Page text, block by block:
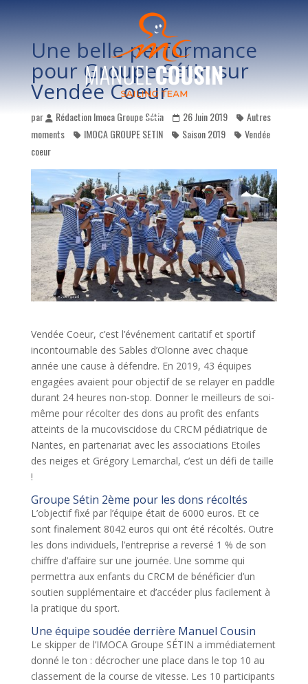
Une belle performance
pour Groupe Sétin sur
Vendée Coeur
par Rédaction Imoca Groupe Sétin 26 Juin 2019
Autres
moments
IMOCA GROUPE SETIN Saison 2019
Vendée
coeur
Vendée Coeur, c’est l’événement caritatif et sportif
incontournable des Sables d’Olonne avec chaque
année une cause à défendre. En 2019, 43 équipes
engagées avaient pour objectif de se relayer en paddle
durant 24 heures non-stop. Donner le meilleurs de soi-
même pour récolter des dons au profit des enfants
atteints de la mucoviscidose du CRCM pédiatrique de
Nantes, en partenariat avec les associations Etoiles
des neiges et Grégory Lemarchal, c’est un défi de taille
!
Groupe Sétin 2ème pour les dons récoltés
L’objectif fixé par l’équipe était de 6000 euros. Et ce
sont finalement 8042 euros qui ont été récoltés. Outre
les dons individuels, l’entreprise a reversé 1 % de son
chiffre d’affaire sur une journée. Une somme qui
permettra aux enfants du CRCM de bénéficier d’un
soutien supplémentaire et d’accéder plus facilement à
la pratique du sport.
Une équipe soudée derrière Manuel Cousin
Le skipper de l’IMOCA Groupe SÉTIN a immédiatement
donné le ton : décrocher une place dans le top 10 au
classement de la course de vitesse. Les 10 participants